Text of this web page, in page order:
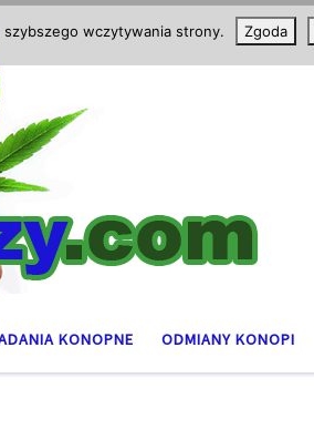
KONOPNE ODMIANY KONOPI
wczytywania strony. Zgoda